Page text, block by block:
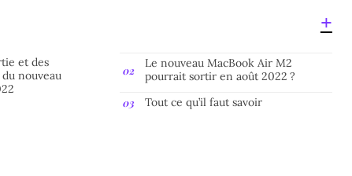
et des
nouveau
Le nouveau MacBook Air M2
pourrait sortir en août 2022 ?
Tout ce qu’il faut savoir